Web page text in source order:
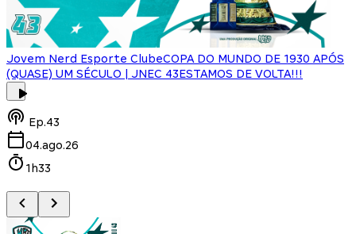
Jovem Nerd Esporte ClubeCOPA DO MUNDO DE 1930 APÓS
(QUASE) UM SÉCULO | JNEC 43ESTAMOS DE VOLTA!!!
Ep.43
04.ago.26
1h33